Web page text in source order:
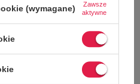
7 cm
w zmywarce w niskich
(wymagane)
Zawsze
aktywne